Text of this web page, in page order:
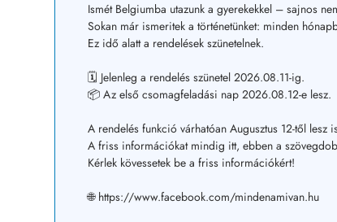
Ismét Belgiumba utazunk a gyerekekkel – sajnos
Sokan már ismeritek a történetünket: minden
Ez idő alatt a rendelések szünetelnek.
🗓️ Jelenleg a rendelés szünetel 2026.08.11-ig.
📦 Az első csomagfeladási nap 2026.08.12-e lesz.
A rendelés funkció várhatóan Augusztus 12-től lesz
A friss információkat mindig itt, ebben a
Kérlek kövessetek be a friss információkért!
🌐 https://www.facebook.com/mindenamivan.hu